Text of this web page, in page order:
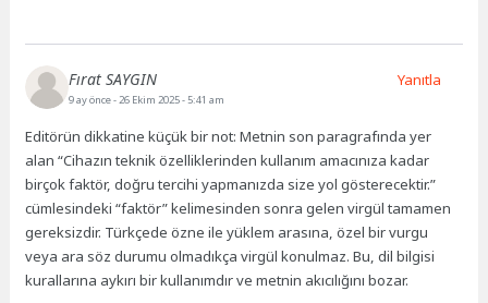
Fırat SAYGIN
9 ay önce- 26 Ekim 2025 - 5:41 am
Editörün dikkatine küçük bir not: Metnin son paragrafında yer
alan “Cihazın teknik özelliklerinden kullanım amacınıza kadar
birçok faktör, doğru tercihi yapmanızda size yol gösterecektir.”
cümlesindeki “faktör” kelimesinden sonra gelen virgül tamamen
gereksizdir. Türkçede özne ile yüklem arasına, özel bir vurgu
veya ara söz durumu olmadıkça virgül konulmaz. Bu, dil bilgisi
kurallarına aykırı bir kullanımdır ve metnin akıcılığını bozar.
Yanıtla